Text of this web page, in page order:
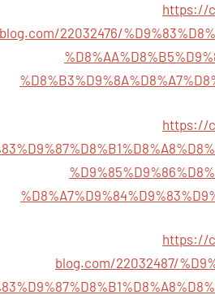
https://
blog.com/22032476/
https://
https://
blog.com/22032487/